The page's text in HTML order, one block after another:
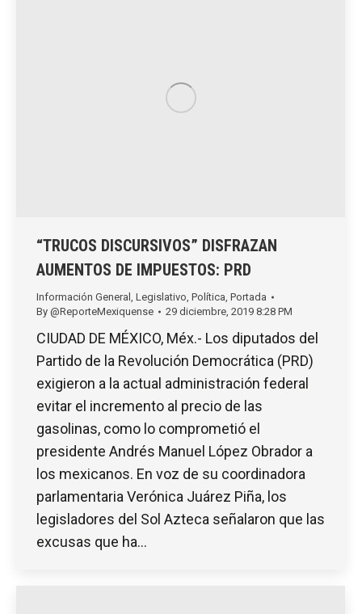
“TRUCOS DISCURSIVOS” DISFRAZAN
AUMENTOS DE IMPUESTOS: PRD
Información General , Legislativo, Política, Portada
By @ReporteMexiquense 29 diciembre, 2019 8:28 PM
CIUDAD DE MÉXICO, Méx.- Los diputados del
Partido de la Revolución Democrática (PRD)
exigieron a la actual administración federal
evitar el incremento al precio de las
gasolinas, como lo comprometió el
presidente Andrés Manuel López Obrador a
los mexicanos. En voz de su coordinadora
parlamentaria Verónica Juárez Piña, los
legisladores del Sol Azteca señalaron que las
excusas que ha…